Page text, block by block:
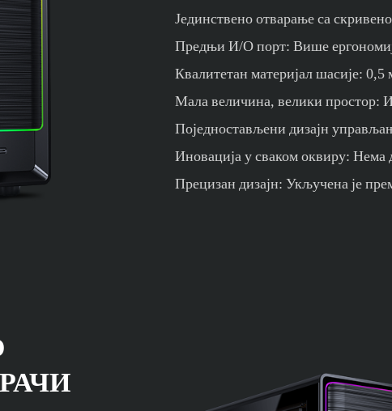
Јединствено отварање са
Предњи И/О порт: Више
Квалитетан материјал шасије: 0,5
Мала величина, велики простор:
Поједностављени дизајн
Иновација у сваком оквиру: Нема
Прецизан дизајн: Укључена је